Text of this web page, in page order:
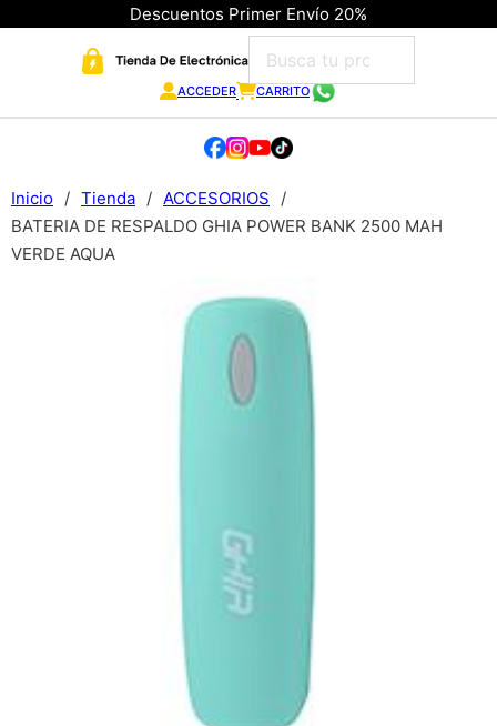
Descuentos Primer Envío 20%
ACCEDER CARRITO
Inicio / Tienda / ACCESORIOS
/
BATERIA DE RESPALDO GHIA POWER BANK 2500 MAH
VERDE AQUA